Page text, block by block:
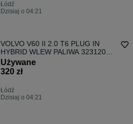
Łódź
Dzisiaj o 04:21
VOLVO V60 II 2.0 T6 PLUG IN
HYBRID WLEW PALIWA 32312053,
31355926
Używane
320 zł
Łódź
Dzisiaj o 04:21